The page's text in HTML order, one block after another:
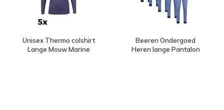
Unisex Thermo colshirt
Lange Mouw Marine
Beeren Ondergoed
Heren lange Pantalon